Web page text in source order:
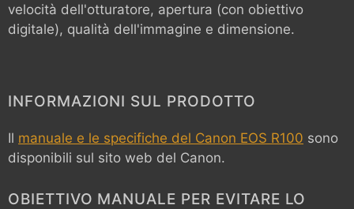
velocità dell'otturatore, apertura (con obiettivo
digitale), qualità dell'immagine e dimensione.
INFORMAZIONI SUL PRODOTTO
Il manuale e le specifiche del Canon EOS R100 sono
disponibili sul sito web del Canon.
OBIETTIVO MANUALE PER EVITARE LO